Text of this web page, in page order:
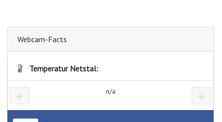
Webcam-Facts
Temperatur Netstal:
n/a